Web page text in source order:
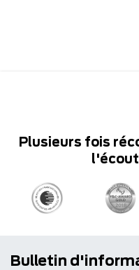
Plusieurs fois
Bulletin